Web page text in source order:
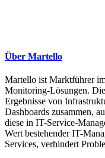
Über Martello
Martello ist Marktführer
Monitoring-Lösungen.
Ergebnisse von
Dashboards zusammen,
diese in IT-Service-
Wert bestehender IT-
Services, verhindert